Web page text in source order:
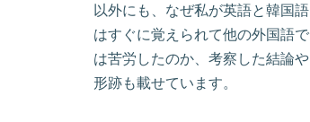
以外にも、なぜ私が英語と韓国語
はすぐに覚えられて他の外国語で
は苦労したのか、考察した結論や
形跡も載せています。